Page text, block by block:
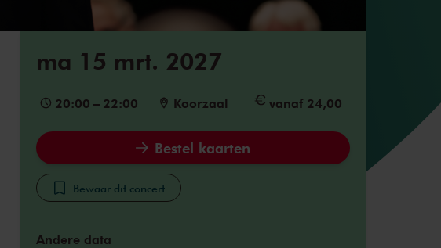
ma 15 mrt. 2027
20:00 – 22:00 Koorzaal vanaf 24,00
Bestel kaarten
Bewaar dit concert
Andere data